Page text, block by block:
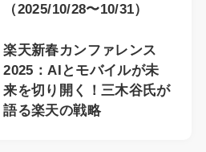
（2025/10/28〜10/31）
楽天新春カンファレンス
2025：AIとモバイルが未
来を切り開く！三木谷氏が
語る楽天の戦略